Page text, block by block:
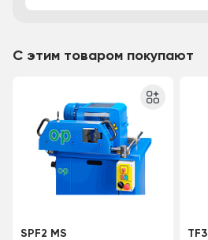
С этим товаром покупают
SPF2 MS TF3